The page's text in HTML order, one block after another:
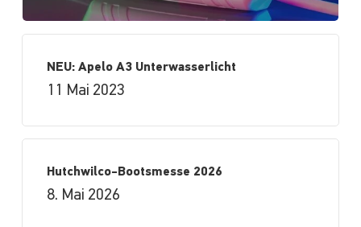
NEU: Apelo A3 Unterwasserlicht
11 Mai 2023
Hutchwilco-Bootsmesse 2026
8. Mai 2026